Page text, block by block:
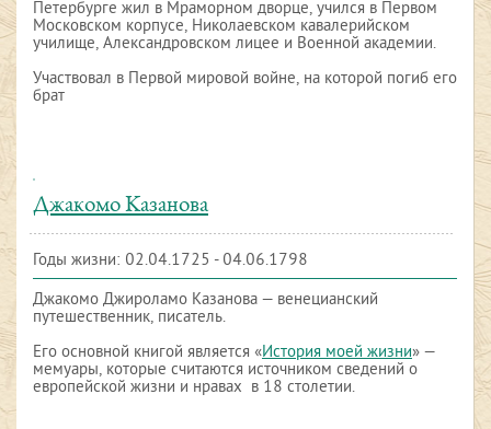
Петербурге жил в Мраморном дворце, учился в Первом
Московском корпусе, Николаевском кавалерийском
училище, Александровском лицее и Военной академии.
Участвовал в Первой мировой войне, на которой погиб его
брат
Джакомо Казанова
Годы жизни: 02.04.1725 - 04.06.1798
Джакомо Джироламо Казанова — венецианский
путешественник, писатель.
Его основной книгой является «История моей жизни» —
мемуары, которые считаются источником сведений о
европейской жизни и нравах в 18 столетии.